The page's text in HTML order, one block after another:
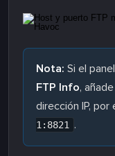
Nota: Si el
FTP Info, añade
dirección IP, por
1:8821
.